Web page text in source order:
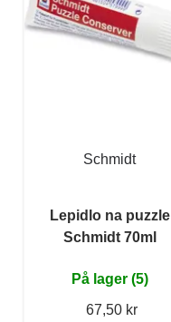
Schmidt
Lepidlo na puzzle
Schmidt 70ml
På lager (5)
67,50 kr